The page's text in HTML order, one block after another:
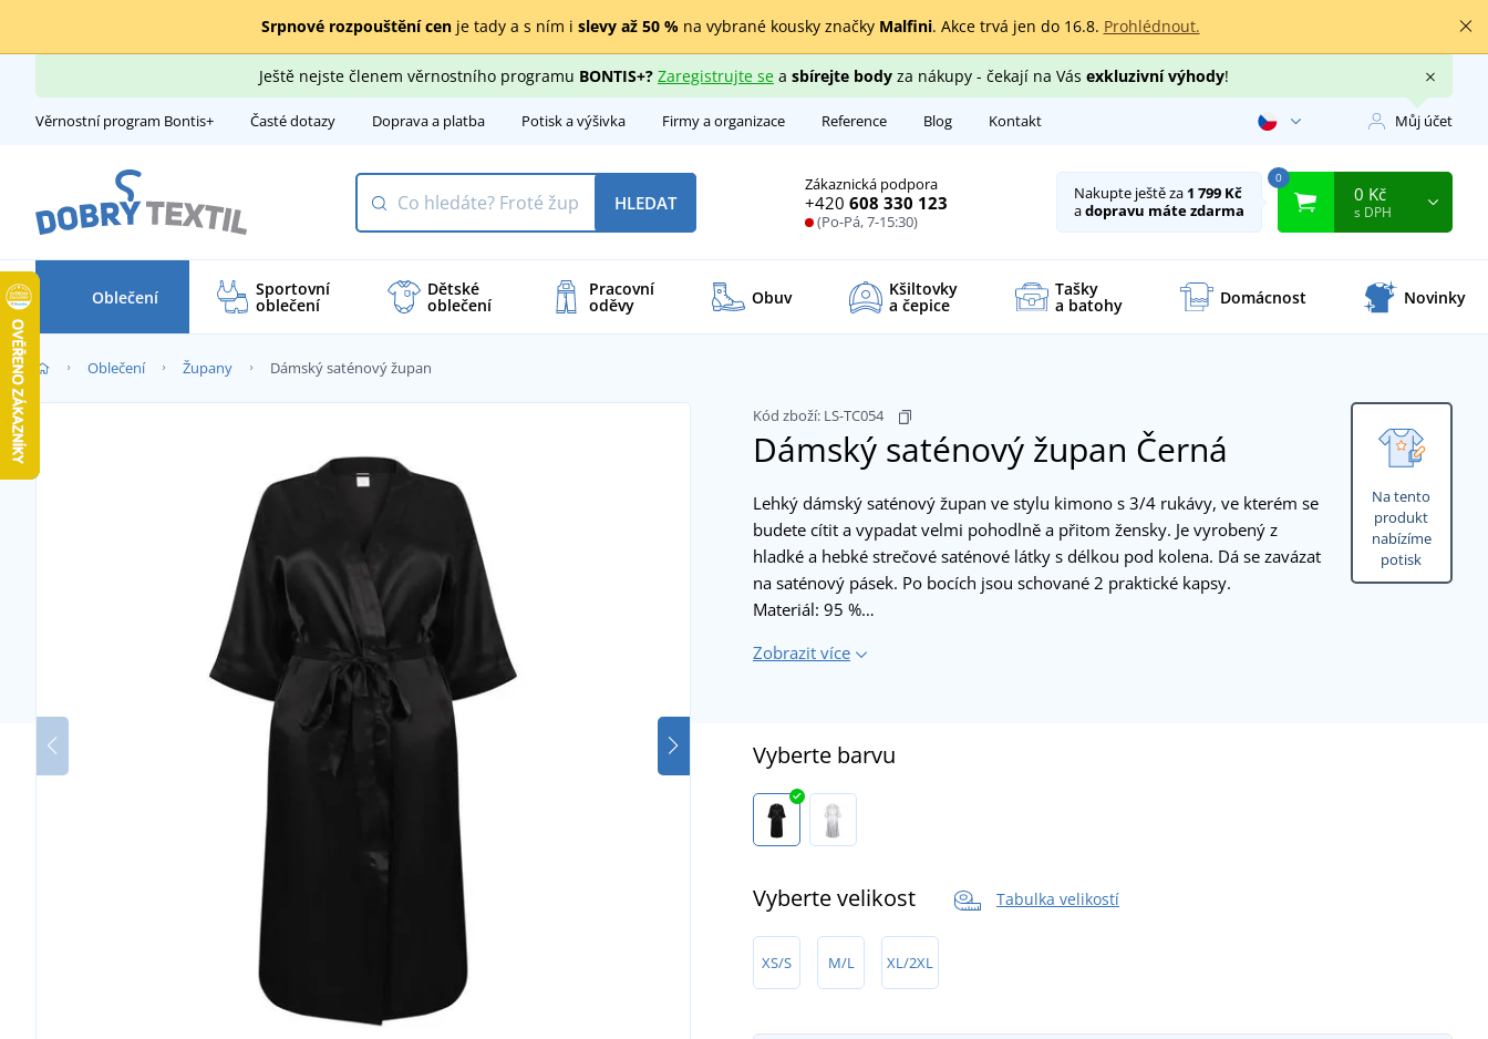
Srpnové rozpouštění cenje tady a s ním i slevy až 50 %na vybrané kousky značky Malfini. Akce trvá jen do 16.8. Prohlédnout.
Ještě nejste členem věrnostního programu BONTIS+? Zaregistrujte sea sbírejte bodyza nákupy - čekají na Vás exkluzivní výhody!
Věrnostní program Bontis+ Časté dotazy Doprava a platba Potisk a výšivka Firmy a organizace Reference Blog Kontakt Můj účet
Zákaznická podpora
+420 608 330 123
(Po-Pá, 7-15:30)
HLEDAT Nakupte ještě za 1 799 Kč
adopravu máte zdarma
0
0 Kč
s DPH
Oblečení Sportovní
oblečení
Dětské
oblečení
Pracovní
oděvy Obuv Kšiltovky
a čepice
Tašky
a batohy Domácnost Novinky
Oblečení Župany Dámský saténový župan
Na tento
produkt
nabízíme
potisk
Kód zboží: LS-TC054
Dámský saténový župan Černá
Lehký dámský saténový župan ve stylu kimono s 3/4 rukávy, ve kterém se
budete cítit a vypadat velmi pohodlně a přitom žensky. Je vyrobený z
hladké a hebké strečové saténové látky s délkou pod kolena. Dá se zavázat
na saténový pásek. Po bocích jsou schované 2 praktické kapsy.
Materiál: 95 %…
Zobrazit více
Vyberte barvu
Vyberte velikost Tabulka velikostí
XS/S M/L XL/2XL